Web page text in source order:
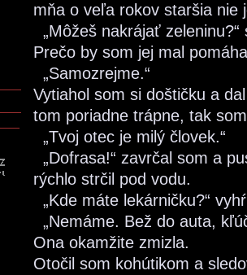
mňa o veľa rokov staršia nie
„Môžeš nakrájať
Prečo by som jej mal
„Samozrejme.“
Vytiahol som si doštičku a
tom poriadne trápne, tak
„Tvoj otec je milý človek.“
„Dofrasa!“ zavrčal som a
rýchlo strčil pod vodu.
„Kde máte lekárničku?“
„Nemáme. Bež do auta,
Ona okamžite zmizla.
Otočil som kohútikom a